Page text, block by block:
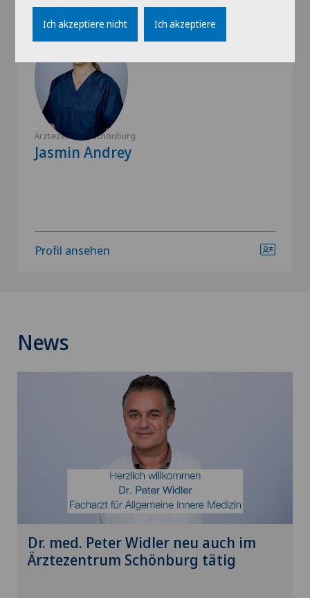
Ärztezentrum Schönburg
Jasmin Andrey
Profil ansehen
News
Dr. med. Peter Widler neu auch im
Ärztezentrum Schönburg tätig
Ich akzeptiere nicht Ich akzeptiere